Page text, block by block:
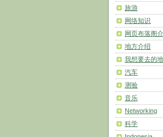
旅游
网络知识
网页布落阁
地方介绍
我想要去的地
汽车
测验
音乐
Networking
科学